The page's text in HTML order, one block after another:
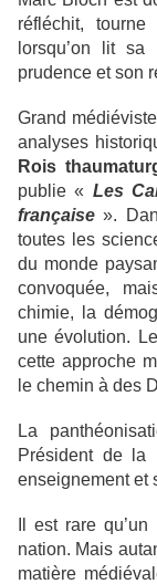
réfléchit,
lorsqu’on lit
prudence et son
Grand
analyses
Rois
publie « Les
française».
toutes les
du monde
convoquée,
chimie, la
une évolution.
cette approche
le chemin à des
La
Président de
enseignement et
Il est rare
nation. Mais
matière